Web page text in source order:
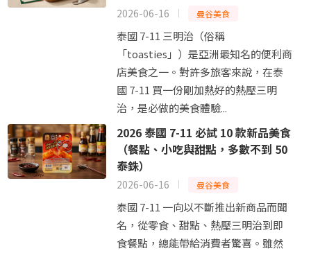
2026-06-16 曼谷美食
泰國 7-11 三明治（俗稱
「toasties」）是亞洲最知名的便利商
店美食之一。對許多旅客來說，在泰
國 7-11 買一份剛加熱好的熱壓三明
治，是必做的美食體驗...
2026 泰國 7-11 必試 10 款新品美食
（餐點、小吃與甜點，多數不到 50
泰銖）
2026-06-16 曼谷美食
泰國 7-11 一向以不斷推出新商品而聞
名，從零食、甜點、熱壓三明治到即
食餐點，總能帶給消費者驚喜。雖然